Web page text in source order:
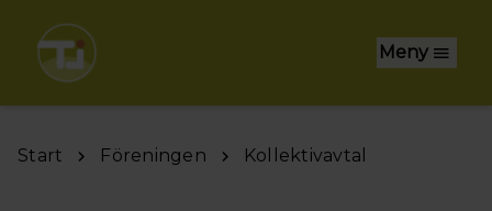
Meny
Start Föreningen Kollektivavtal